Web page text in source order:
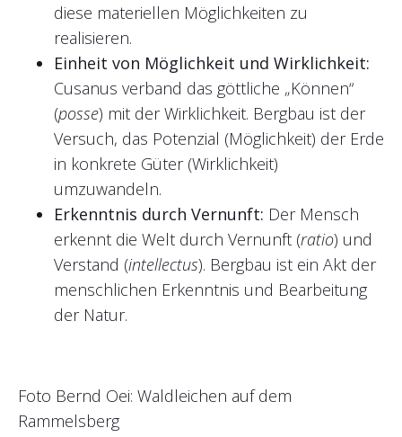
diese materiellen Möglichkeiten zu
realisieren.
Einheit von Möglichkeit und Wirklichkeit:
Cusanus verband das göttliche „Können“
(posse) mit der Wirklichkeit. Bergbau ist der
Versuch, das Potenzial (Möglichkeit) der Erde
in konkrete Güter (Wirklichkeit)
umzuwandeln.
Erkenntnis durch Vernunft: Der Mensch
erkennt die Welt durch Vernunft (ratio) und
Verstand (intellectus). Bergbau ist ein Akt der
menschlichen Erkenntnis und Bearbeitung
der Natur.
Foto Bernd Oei: Waldleichen auf dem
Rammelsberg